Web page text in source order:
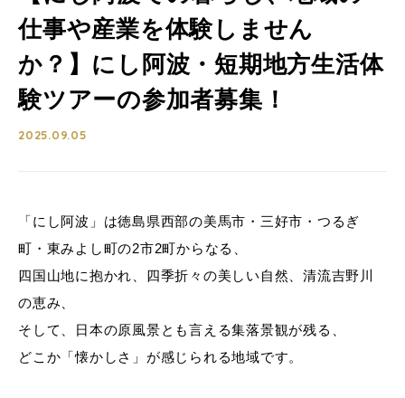
仕事や産業を体験しません
か？】にし阿波・短期地方生活体
験ツアーの参加者募集！
2025.09.05
「にし阿波」は徳島県西部の美馬市・三好市・つるぎ
町・東みよし町の2市2町からなる、
四国山地に抱かれ、四季折々の美しい自然、清流吉野川
の恵み、
そして、日本の原風景とも言える集落景観が残る、
どこか「懐かしさ」が感じられる地域です。